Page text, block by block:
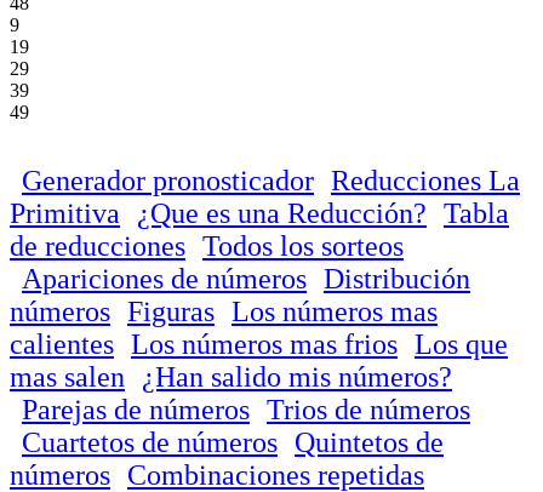
9
19
29
39
49
Generador pronosticador Reducciones La
Primitiva
¿Que es una Reducción? Tabla
de reducciones Todos los sorteos
Apariciones de números Distribución
números Figuras Los números mas
calientes Los números mas frios Los que
mas salen
¿Han salido mis números?
Parejas de números Trios de números
Cuartetos de números Quintetos de
números Combinaciones repetidas